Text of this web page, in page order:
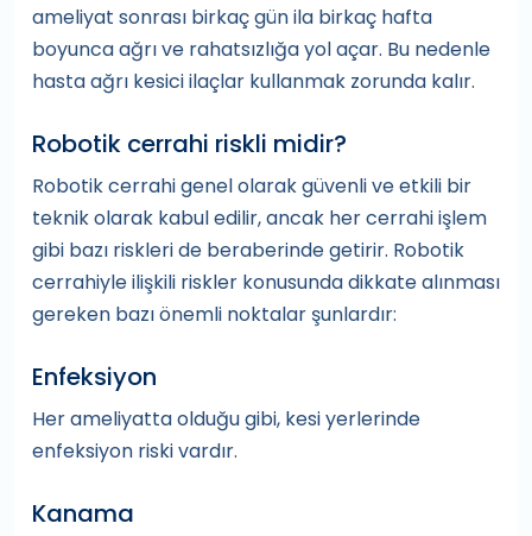
ameliyat sonrası birkaç gün ila birkaç hafta
boyunca ağrı ve rahatsızlığa yol açar. Bu nedenle
hasta ağrı kesici ilaçlar kullanmak zorunda kalır.
Robotik cerrahi riskli midir?
Robotik cerrahi genel olarak güvenli ve etkili bir
teknik olarak kabul edilir, ancak her cerrahi işlem
gibi bazı riskleri de beraberinde getirir. Robotik
cerrahiyle ilişkili riskler konusunda dikkate alınması
gereken bazı önemli noktalar şunlardır:
Enfeksiyon
Her ameliyatta olduğu gibi, kesi yerlerinde
enfeksiyon riski vardır.
Kanama